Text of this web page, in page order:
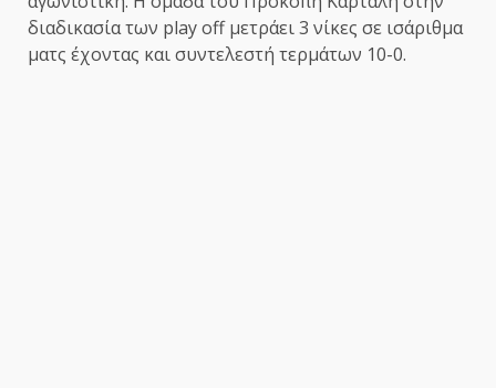
διαδικασία των play off μετράει 3 νίκες σε ισάριθμα
ματς έχοντας και συντελεστή τερμάτων 10-0.